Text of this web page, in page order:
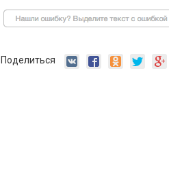
Поделиться